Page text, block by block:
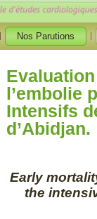
Nos Parutions
l’embolie
Intensifs
d’Abidjan.
Early
the